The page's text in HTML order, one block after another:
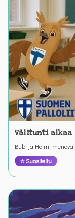
Välitunti alkaa
Bubi ja Helmi
toimitaan ulos
⭐ Suositeltu